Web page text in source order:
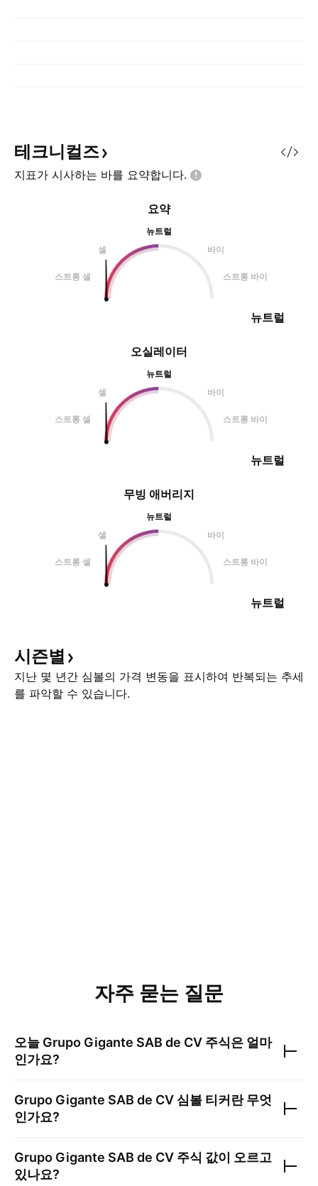
테크니컬즈
지표가 시사하는 바를 요약합니다.
오실레이터
뉴트럴
셀
바이
스트롱 셀 스트롱 바이
뉴트럴
요약
뉴트럴
셀
바이
스트롱 셀 스트롱 바이
뉴트럴
무빙 애버리지
뉴트럴
셀
바이
스트롱 셀 스트롱 바이
뉴트럴
시즌별
지난 몇 년간 심볼의 가격 변동을 표시하여 반복되는 추세
를 파악할 수 있습니다.
자주 묻는 질문
오늘 Grupo Gigante SAB de CV 주식은 얼마
인가요?
Grupo Gigante SAB de CV 심볼 티커란 무엇
인가요?
Grupo Gigante SAB de CV 주식 값이 오르고
있나요?